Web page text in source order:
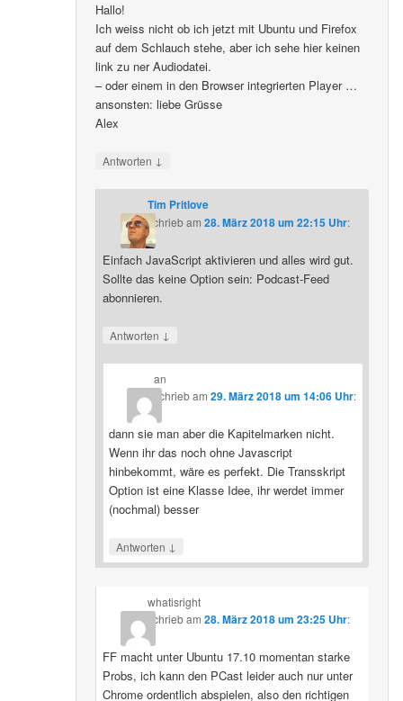
Hallo!
Ich weiss nicht ob ich jetzt mit Ubuntu und Firefox
auf dem Schlauch stehe, aber ich sehe hier keinen
link zu ner Audiodatei.
– oder einem in den Browser integrierten Player …
ansonsten: liebe Grüsse
Alex
Antworten ↓
Tim Pritlove
schriebam 28. März 2018 um 22:15 Uhr:
Einfach JavaScript aktivieren und alles wird gut.
Sollte das keine Option sein: Podcast-Feed
abonnieren.
Antworten ↓
an
schriebam29. März 2018 um 14:06 Uhr:
dann sie man aber die Kapitelmarken nicht.
Wenn ihr das noch ohne Javascript
hinbekommt, wäre es perfekt. Die Transskript
Option ist eine Klasse Idee, ihr werdet immer
(nochmal) besser
Antworten ↓
whatisright
schriebam 28. März 2018 um 23:25 Uhr:
FF macht unter Ubuntu 17.10 momentan starke
Probs, ich kann den PCast leider auch nur unter
Chrome ordentlich abspielen, also den richtigen